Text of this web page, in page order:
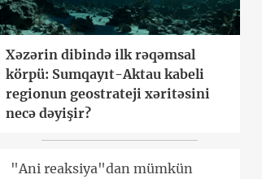
Xəzərin dibində ilk rəqəmsal
körpü: Sumqayıt-Aktau kabeli
regionun geostrateji xəritəsini
necə dəyişir?
"Ani reaksiya"dan mümkün